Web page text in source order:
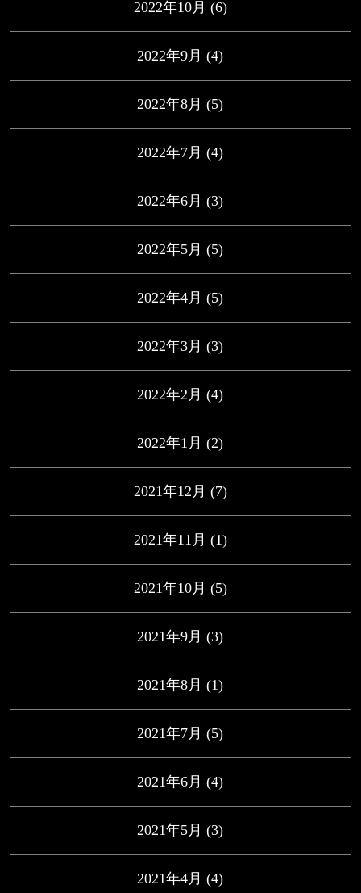
2022年10月 (6)
2022年9月 (4)
2022年8月 (5)
2022年7月 (4)
2022年6月 (3)
2022年5月 (5)
2022年4月 (5)
2022年3月 (3)
2022年2月 (4)
2022年1月 (2)
2021年12月 (7)
2021年11月 (1)
2021年10月 (5)
2021年9月 (3)
2021年8月 (1)
2021年7月 (5)
2021年6月 (4)
2021年5月 (3)
2021年4月 (4)